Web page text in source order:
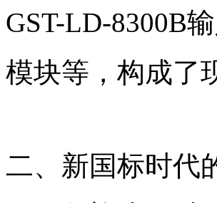
GST-LD-8300B
模块等，构成了
二、新国标时代